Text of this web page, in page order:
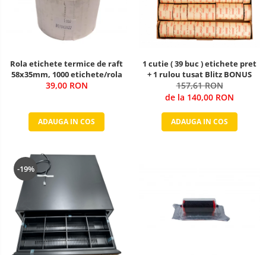
Rola etichete termice de raft
58x35mm, 1000 etichete/rola
39,00 RON
ADAUGA IN COS
1 cutie ( 39 buc ) etichete pret
+ 1 rulou tusat Blitz BONUS
157,61 RON
de la 140,00 RON
ADAUGA IN COS
-19%